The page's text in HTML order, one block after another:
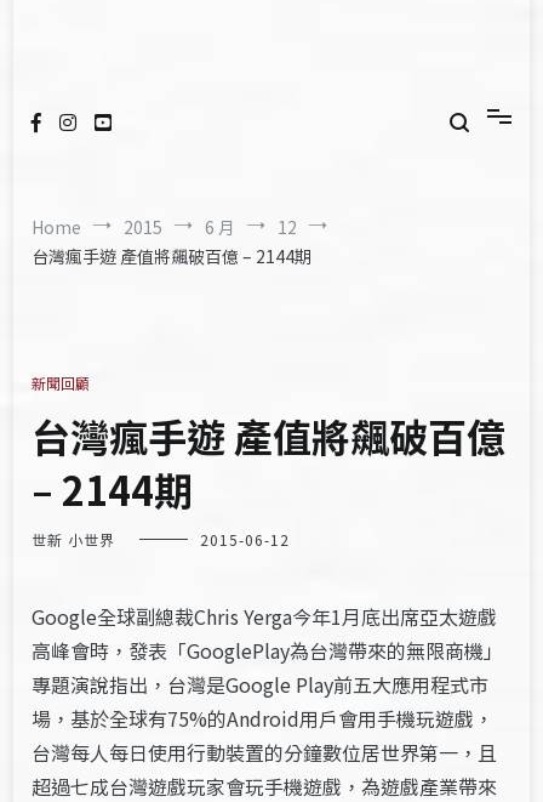
Home 2015 6 月
12
台灣瘋手遊 產值將飆破百億 – 2144期
新聞回顧
台灣瘋手遊 產值將飆破百億
– 2144期
世新 小世界 2015-06-12
Google全球副總裁Chris Yerga今年1月底出席亞太遊戲
高峰會時，發表「GooglePlay為台灣帶來的無限商機」
專題演說指出，台灣是Google Play前五大應用程式市
場，基於全球有75%的Android用戶會用手機玩遊戲，
台灣每人每日使用行動裝置的分鐘數位居世界第一，且
超過七成台灣遊戲玩家會玩手機遊戲，為遊戲產業帶來